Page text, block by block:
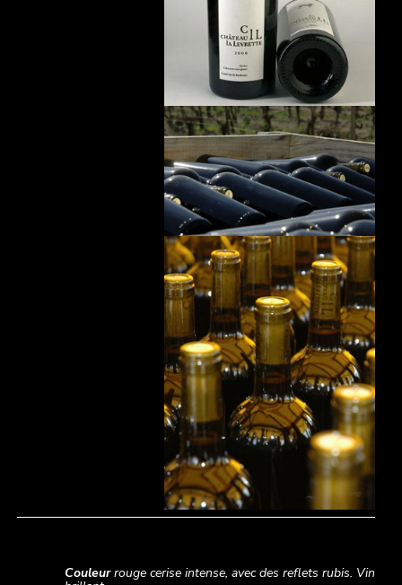
Couleurrouge cerise intense, avec des reflets rubis. Vin